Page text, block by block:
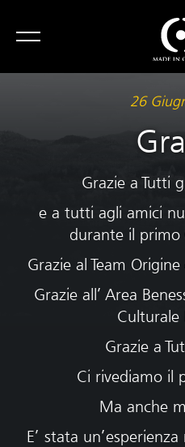
26
Grazie a Tutti
e a tutti agli amici
durante il primo
Grazie al Team
Grazie all’ Area
Culturale
Grazie a
Ci rivediamo il
Ma anche
E’ stata